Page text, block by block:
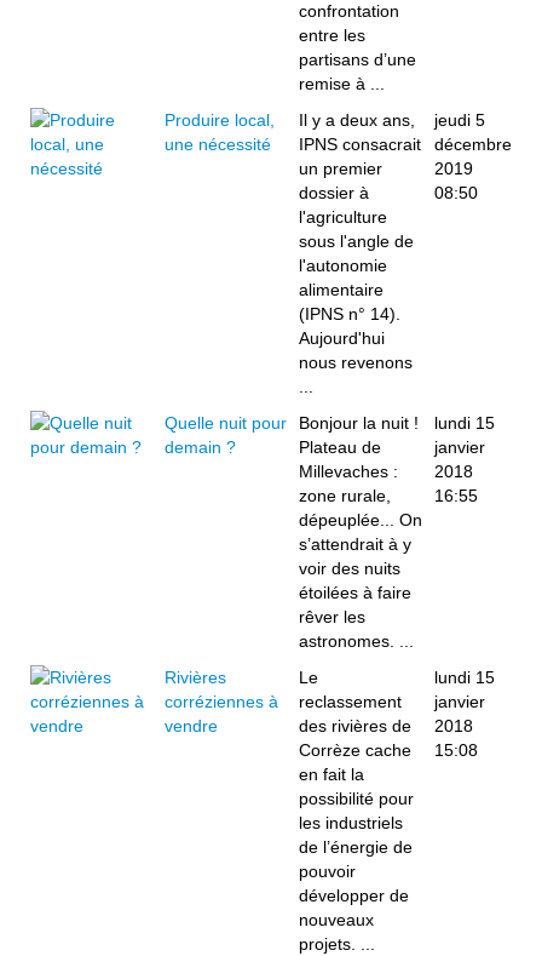
confrontation
entre les
partisans d’une
remise à ...
Produire local,
une nécessité
Il y a deux ans,
IPNS consacrait
un premier
dossier à
l'agriculture
sous l'angle de
l'autonomie
alimentaire
(IPNS n° 14).
Aujourd'hui
nous revenons
jeudi 5
décembre
2019
08:50
Quelle nuit pour
demain ?
Bonjour la nuit !
Plateau de
Millevaches :
zone rurale,
dépeuplée... On
s’attendrait à y
voir des nuits
étoilées à faire
rêver les
astronomes. ...
lundi 15
janvier
2018
16:55
Rivières
corréziennes à
vendre
Le
reclassement
des rivières de
Corrèze cache
en fait la
possibilité pour
les industriels
de l’énergie de
pouvoir
développer de
nouveaux
projets. ...
lundi 15
janvier
2018
15:08